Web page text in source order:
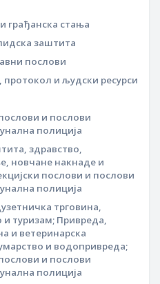
грађанска стања
заштита
послови
и људски ресурси
и послови
полиција
здравство,
новчане накнаде и
послови и послови
полиција
трговина,
и туризам; Привреда,
и ветеринарска
и водопривреда;
и послови
полиција